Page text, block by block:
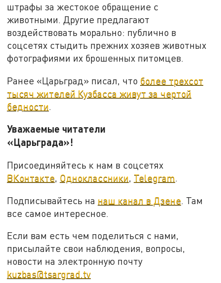
штрафы за жестокое обращение с
животными. Другие предлагают
воздействовать морально: публично в
соцсетях стыдить прежних хозяев животных
фотографиями их брошенных питомцев.
Ранее «Царьград» писал, что более трехсот
тысяч жителей Кузбасса живут за чертой
бедности
Уважаемые читатели
«Царьграда»!
Присоединяйтесь к нам в соцсетях
ВКонтакте, Одноклассники, Telegram.
Подписывайтесь на наш канал в Дзене . Там
все самое интересное.
Если вам есть чем поделиться с нами,
присылайте свои наблюдения, вопросы,
новости на электронную почту
kuzbas@tsargrad.tv